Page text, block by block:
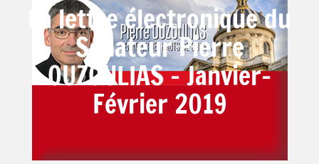
La lettre électronique du
Sénateur Pierre
OUZOULIAS – Janvier-
Février 2019